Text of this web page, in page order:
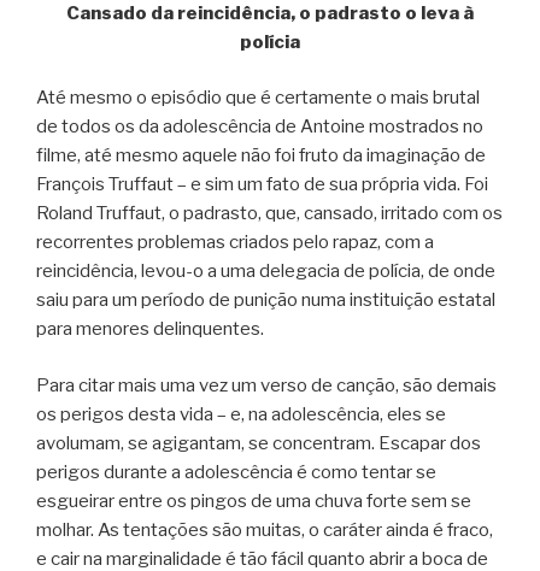
Cansado da reincidência, o padrasto o leva à
polícia
Até mesmo o episódio que é certamente o mais brutal
de todos os da adolescência de Antoine mostrados no
filme, até mesmo aquele não foi fruto da imaginação de
François Truffaut – e sim um fato de sua própria vida. Foi
Roland Truffaut, o padrasto, que, cansado, irritado com os
recorrentes problemas criados pelo rapaz, com a
reincidência, levou-o a uma delegacia de polícia, de onde
saiu para um período de punição numa instituição estatal
para menores delinquentes.
Para citar mais uma vez um verso de canção, são demais
os perigos desta vida – e, na adolescência, eles se
avolumam, se agigantam, se concentram. Escapar dos
perigos durante a adolescência é como tentar se
esgueirar entre os pingos de uma chuva forte sem se
molhar. As tentações são muitas, o caráter ainda é fraco,
e cair na marginalidade é tão fácil quanto abrir a boca de